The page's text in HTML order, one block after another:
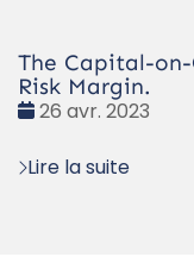
The Capital-
Risk Margin.
Date
26 avr. 2023
Lire la suite